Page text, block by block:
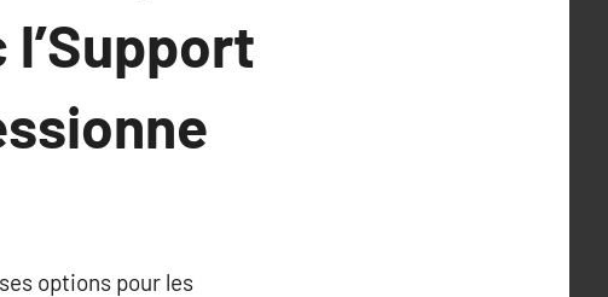
options pour les